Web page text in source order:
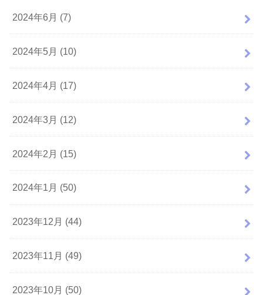
2024年6月 (7)
2024年5月 (10)
2024年4月 (17)
2024年3月 (12)
2024年2月 (15)
2024年1月 (50)
2023年12月 (44)
2023年11月 (49)
2023年10月 (50)